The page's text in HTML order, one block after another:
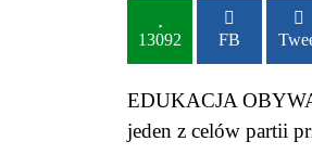
13092 FB
EDUKACJA
jeden z celów partii